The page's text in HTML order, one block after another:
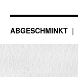
ABGESCHMINKT